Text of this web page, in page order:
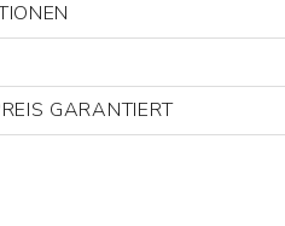
GARANTIERT